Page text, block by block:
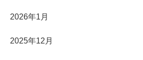
2026年1月
2025年12月